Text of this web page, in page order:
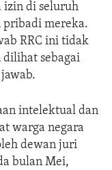
izin di seluruh
mereka.
RRC ini tidak
dilihat sebagai
intelektual dan
warga negara
dewan juri
bulan Mei,